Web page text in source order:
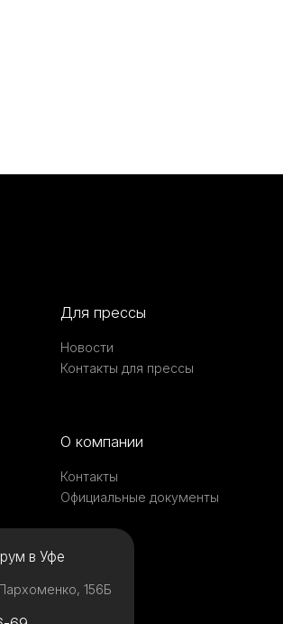
Для прессы
Новости
Контакты для прессы
О компании
Контакты
Официальные документы
в Уфе
156Б